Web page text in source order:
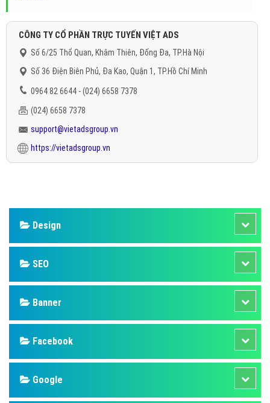
CÔNG TY CỔ PHẦN TRỰC TUYẾN VIỆT ADS
Số 6/25 Thổ Quan, Khâm Thiên, Đống Đa, TP.Hà Nội
Số 36 Điện Biên Phủ, Đa Kao, Quận 1, TP.Hồ Chí Minh
0964 82 6644 - (024) 6658 7378
(024) 6658 7378
support@vietadsgroup.vn
https://vietadsgroup.vn